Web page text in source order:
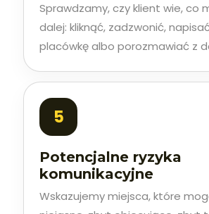
Sprawdzamy, czy klient wie, co
dalej: kliknąć, zadzwonić,
placówkę albo porozmawiać z
Potencjalne ryzyka
komunikacyjne
Wskazujemy miejsca, które